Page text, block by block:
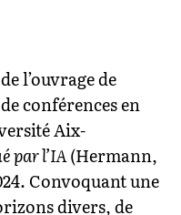
l’ouvrage de
conférences en
Aix-
par l’IA(Hermann,
Convoquant une
divers, de